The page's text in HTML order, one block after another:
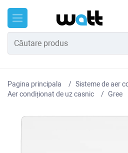
Pagina principala
Sisteme de aer
Aer condiționat de uz casnic
Gree